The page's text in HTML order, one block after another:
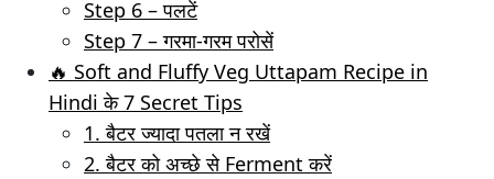
Step 6 – पलटें
Step 7 – गरमा-गरम परोसें
🔥 Soft and Fluffy Veg Uttapam Recipe in
Hindi के 7 Secret Tips
1. बैटर ज्यादा पतला न रखें
2. बैटर को अच्छे से Ferment करें